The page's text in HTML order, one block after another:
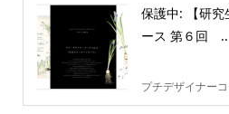
保護中: 【研究
ース 第６回
プチデザイナー